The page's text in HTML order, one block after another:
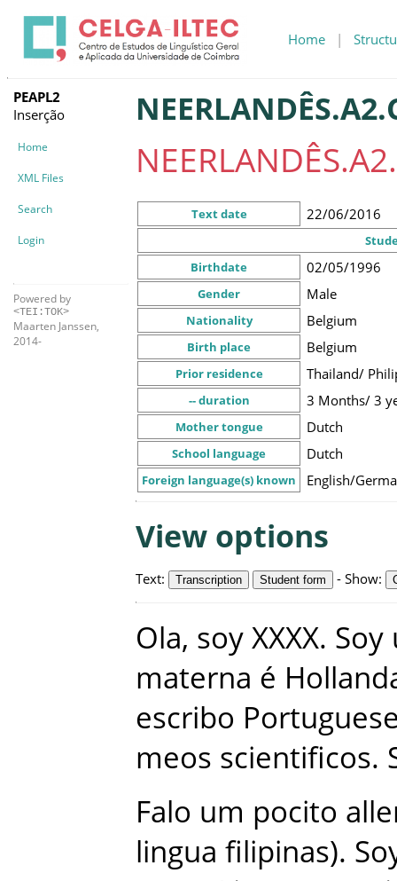
Home |
PEAPL2
Inserção
Home
XML Files
Search
Login
Powered by
<TEI:TOK>
Maarten Janssen,
2014-
Text date 22/06/2016
Birthdate
02/05/1996
Gender Male
Nationality Belgium
Birth place Belgium
Prior residence Thailand/
-- duration 3 Months/ 3
Mother tongue Dutch
School language Dutch
Foreign language(s) known English/
View options
Text: Transcription Student form - Show:
Ola, soy XXXX. Soy
materna é
escribo
meos scientificos.
Falo um pocito
lingua filipinas).